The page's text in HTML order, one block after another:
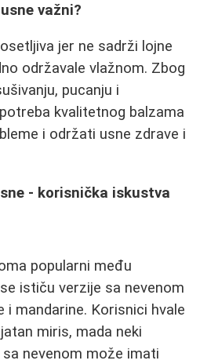
važni?
jer ne sadrži lojne
održavale vlažnom. Zbog
pucanju i
kvalitetnog balzama
i održati usne zdrave i
- korisnička iskustva
popularni među
ističu verzije sa nevenom
i mandarine. Korisnici hvale
miris, mada neki
nevenom može imati